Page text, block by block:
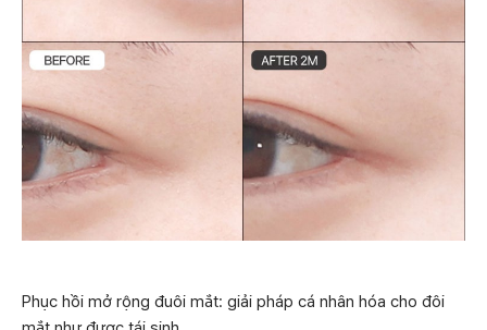
Phục hồi mở rộng đuôi mắt: giải pháp cá nhân hóa cho đôi